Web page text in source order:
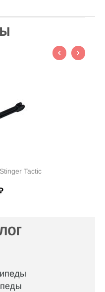
Tactic